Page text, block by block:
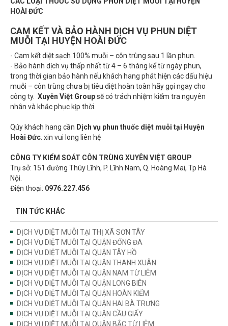
HOÀI ĐỨC
CAM KẾT VÀ BẢO HÀNH DỊCH VỤ PHUN DIỆT
MUỖI TẠI HUYỆNHOÀI ĐỨC
- Bảo hành dịch vụ thấp nhất từ 4 – 6 tháng kể từ ngày phun,
trong thời gian bảo hành nếu khách hang phát hiện các dấu hiệu
muỗi – côn trùng chưa bị tiêu diệt hoàn toàn hãy gọi ngay cho
công ty.Xuyên Việt Groupsẽ có trách nhiệm kiểm tra nguyên
nhân và khắc phục kịp thời.
HoàiĐức. xin vui long liên hệ
CÔNG TY KIỂM SOÁT CÔN TRÙNG XUYÊN VIỆT GROUP
Trụ sở: 151 đường Thúy Lĩnh, P. Lĩnh Nam, Q. Hoàng Mai, Tp Hà
Nội.
Điện thoại:
TIN TỨC KHÁC
DỊCH VỤ DIỆT MUỖI TẠI THỊ XÃ SƠN TÂY
DỊCH VỤ DIỆT MUỖI TẠI QUẬN ĐỐNG ĐA
DỊCH VỤ DIỆT MUỖI TẠI QUẬN TÂY HỒ
DỊCH VỤ DIỆT MUỖI TẠI QUẬN THANH XUÂN
DỊCH VỤ DIỆT MUỖI TẠI QUẬN NAM TỪ LIÊM
DỊCH VỤ DIỆT MUỖI TẠI QUẬN LONG BIÊN
DỊCH VỤ DIỆT MUỖI TẠI QUẬN HOÀN KIẾM
DỊCH VỤ DIỆT MUỖI TẠI QUẬN HAI BÀ TRƯNG
DỊCH VỤ DIỆT MUỖI TẠI QUẬN CẦU GIẤY
DỊCH VỤ DIỆT MUỖI TẠI QUẬN BẮC TỪ LIÊM